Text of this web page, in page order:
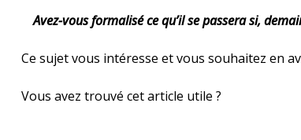
Avez-vous formalisé ce qu’il se passera si,
Ce sujet vous intéresse et vous souhaitez en
Vous avez trouvé cet article utile ?